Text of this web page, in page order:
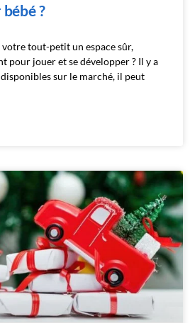
?
tout-petit un espace sûr,
pour jouer et se développer ? Il y a
sur le marché, il peut